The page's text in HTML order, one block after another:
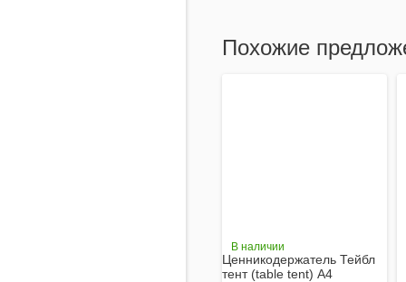
Похожие
В наличии
Ценникодержатель Тейбл
тент (table tent) А4